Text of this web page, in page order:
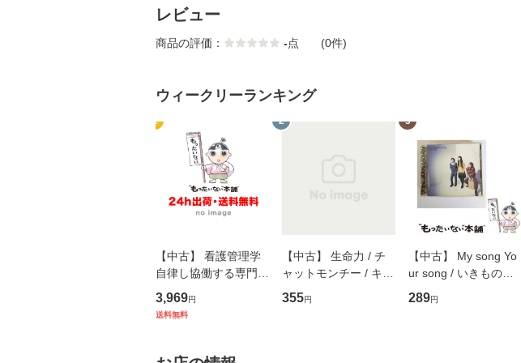
レビュー
商品の評価： -点 (0件)
ウィークリーランキング
1
【中古】 看護管理学
自律し協働する専門職
の看護マネジメントス
キル 改訂第3版 (看護
堂 [単行
3,969円
送料無料
2
【中古】 生命力 / チ
ャットモンチー / キュ
ーンレコード [CD]
【メール便送料無料】
355円
3
【中古】 My song Yo
ur song / いきものが
かり / [CD]【メール便
送料無料】
289円